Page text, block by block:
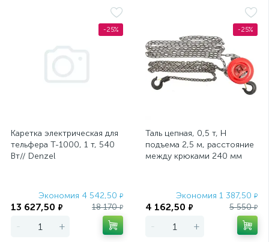
-25%
Каретка электрическая для
тельфера T-1000, 1 т, 540
Вт// Denzel
Экономия 4 542,50 ₽
13 627,50 ₽ 18 170₽
- +
-25%
Таль цепная, 0,5 т, H
подъема 2,5 м, расстояние
между крюками 240 мм
Экономия 1 387,50 ₽
4 162,50 ₽ 5 550₽
- +